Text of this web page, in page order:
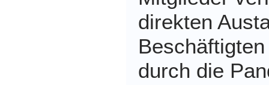
direkten
durch die